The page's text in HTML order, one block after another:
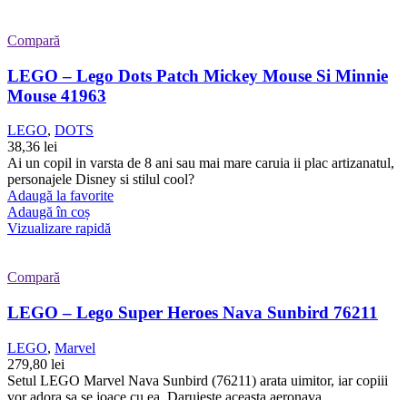
Compară
LEGO – Lego Dots Patch Mickey Mouse Si Minnie
Mouse 41963
LEGO, DOTS
38,36 lei
Ai un copil in varsta de 8 ani sau mai mare caruia ii plac artizanatul,
personajele Disney si stilul cool?
Adaugă la favorite
Adaugă în coș
Vizualizare rapidă
Compară
LEGO – Lego Super Heroes Nava Sunbird 76211
LEGO, Marvel
279,80 lei
Setul LEGO Marvel Nava Sunbird (76211) arata uimitor, iar copiii
vor adora sa se joace cu ea. Daruieste aceasta aeronava